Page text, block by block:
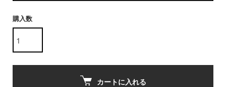
購入数
カートに入れる